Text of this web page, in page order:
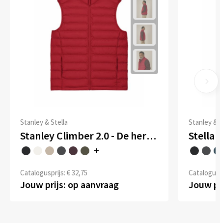
Stanley & Stella
Stanley Climber 2.0 - De heren bodywarmer
Catalogusprijs: € 32,75
Jouw prijs: op aanvraag
Stanley &
Jouw